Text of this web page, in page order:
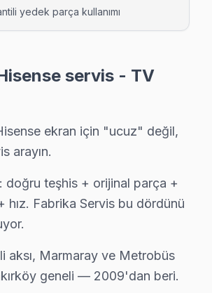
Teknisyen Ekibi — Bakırköy
Servis Uzmanı
yedek parça kullanımı
servis - TV
ekran için "ucuz" değil,
arayın.
doğru teşhis + orijinal parça +
hız. Fabrika Servis bu dördünü
aksı, Marmaray ve Metrobüs
geneli — 2009'dan beri.